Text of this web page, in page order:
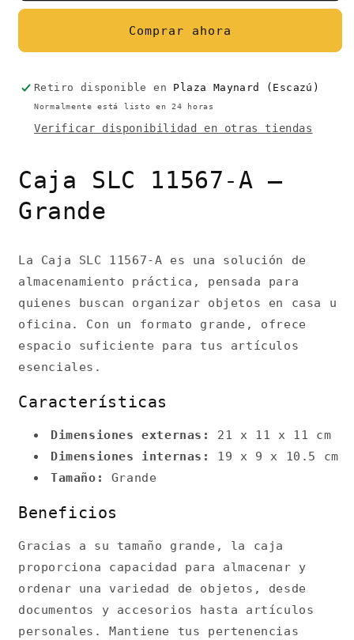
11567-
11567-
Comprar ahora
Retiro disponible en Plaza Maynard (Escazú)
Normalmente está listo en 24 horas
Verificar disponibilidad en otras tiendas
Caja SLC 11567-A –
Grande
La Caja SLC 11567-A es una solución de
almacenamiento práctica, pensada para
quienes buscan organizar objetos en casa u
oficina. Con un formato grande, ofrece
espacio suficiente para tus artículos
esenciales.
Características
Dimensiones externas:
21 x 11 x 11 cm
Dimensiones internas:
19 x 9 x 10.5 cm
Tamaño:
Grande
Beneficios
Gracias a su tamaño grande, la caja
proporciona capacidad para almacenar y
ordenar una variedad de objetos, desde
documentos y accesorios hasta artículos
personales. Mantiene tus pertenencias